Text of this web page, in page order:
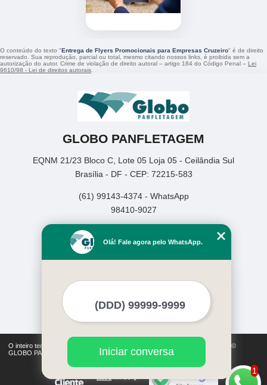
O conteúdo do texto "Entrega de Flyers Promocionais para Empresas Cruzeiro" é de direito
reservado. Sua reprodução, parcial ou total, mesmo citando nossos links, é proibida sem a
autorização do autor. Crime de violação de direito autoral – artigo 184 do Código Penal – Lei
9610/98 - Lei de direitos autorais
GLOBO PANFLETAGEM
EQNM 21/23 Bloco C, Lote 05 Loja 05 - Ceilândia Sul
Brasília - DF - CEP: 72215-583
(61) 99143-4374 - WhatsApp
98410-9027
Empresa
Missão
Mapa do site
O inteiro teor deste site está sujeito à proteção de direitos autorais. Copyright©
GLOBO PANFLETAGEM (Lei 9610 de 19/02/1998)
1
Olá! Fale agora pelo WhatsApp.
Iniciar conversa